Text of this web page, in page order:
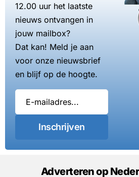
12.00 uur het laatste
nieuws ontvangen in
jouw mailbox?
Dat kan! Meld je aan
voor onze nieuwsbrief
en blijf op de hoogte.
Inschrijven
Adverteren op